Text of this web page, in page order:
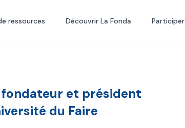
ressources Découvrir La Fonda Participer
fondateur et président
du Faire